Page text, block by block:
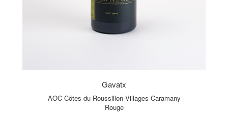
Gavatx
AOC Côtes du Roussillon Villages Caramany
Rouge